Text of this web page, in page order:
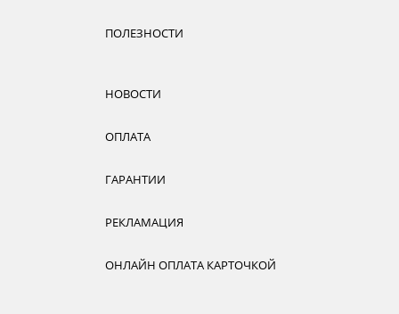
ПОЛЕЗНОСТИ
НОВОСТИ
ОПЛАТА
ГАРАНТИИ
РЕКЛАМАЦИЯ
ОНЛАЙН ОПЛАТА КАРТОЧКОЙ